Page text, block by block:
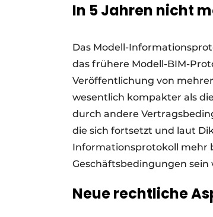
In 5 Jahren nicht
Das Modell-
das frühere Modell-BIM-
Veröffentlichung von
wesentlich kompakter als
durch andere
die sich fortsetzt und laut
Informationsprotokoll mehr
Geschäftsbedingungen sein
Neue rechtliche